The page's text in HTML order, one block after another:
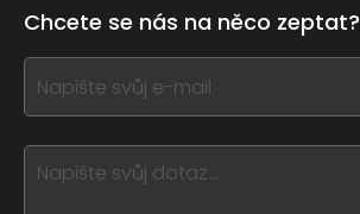
this
form
field
blank
Chcete se nás na něco zeptat?
If
you
this,
leave